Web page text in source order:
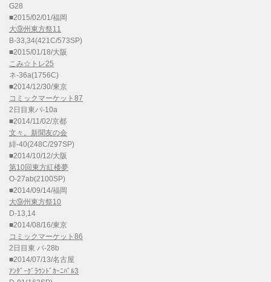
G28
■2015/02/01/福岡
大⑨州東方祭11
B-33,34(421C/573SP)
■2015/01/18/大阪
こみ☆トレ25
ネ-36a(1756C)
■2014/12/30/東京
コミックマーケット87
2日目東パ-10a
■2014/11/02/京都
文々。新聞友の会
緋-40(248C/297SP)
■2014/10/12/大阪
第10回東方紅楼夢
O-27ab(2100SP)
■2014/09/14/福岡
大⑨州東方祭10
D-13,14
■2014/08/16/東京
コミックマーケット86
2日目東 パ-28b
■2014/07/13/名古屋
ｱﾝﾀﾞｰｸﾞﾗｳﾝﾄﾞｶｰﾆﾊﾞﾙ3